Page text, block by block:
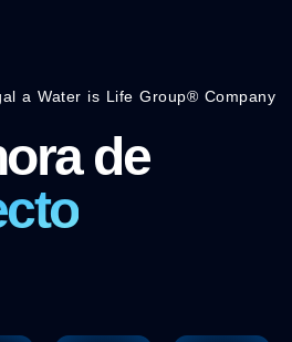
a Water is Life Group® Company
de